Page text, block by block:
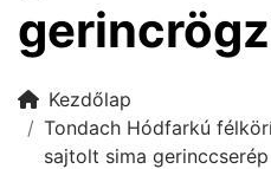
Kezdőlap
Tondach Hódfarkú
sajtolt sima